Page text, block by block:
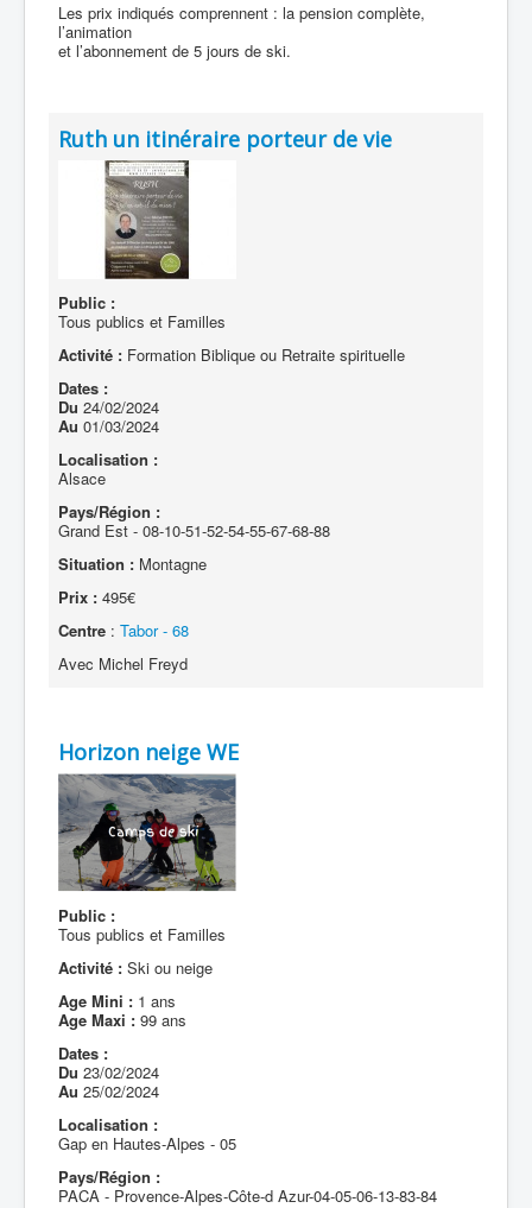
Les prix indiqués comprennent : la pension complète,
l’animation
et l’abonnement de 5 jours de ski.
Ruth un itinéraire porteur de vie
Public :
Tous publics et Familles
Activité : Formation Biblique ou Retraite spirituelle
Dates :
Du 24/02/2024
Au 01/03/2024
Localisation :
Alsace
Pays/Région :
Grand Est - 08-10-51-52-54-55-67-68-88
Situation : Montagne
Prix : 495€
Centre : Tabor - 68
Avec Michel Freyd
Horizon neige WE
Public :
Tous publics et Familles
Activité : Ski ou neige
Age Mini : 1 ans
Age Maxi : 99 ans
Dates :
Du 23/02/2024
Au 25/02/2024
Localisation :
Gap en Hautes-Alpes - 05
Pays/Région :
PACA - Provence-Alpes-Côte-d Azur-04-05-06-13-83-84